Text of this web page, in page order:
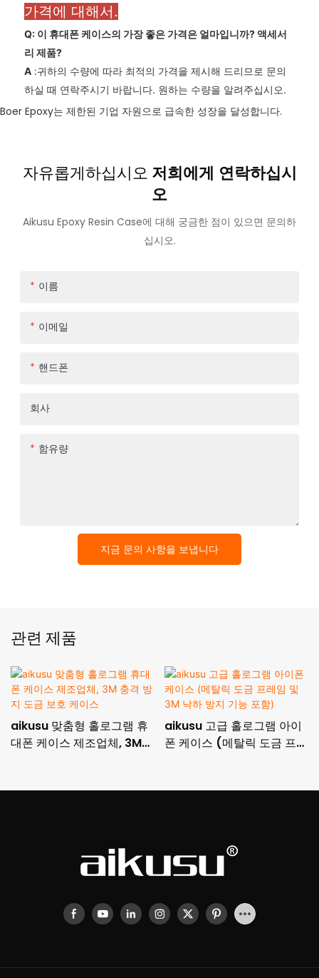
가격에 대해서.
Q: 이 휴대폰 케이스의 가장 좋은 가격은 얼마입니까? 액세서
리 제품?
A :귀하의 수량에 따라 최적의 가격을 제시해 드리므로 문의
하실 때 연락주시기 바랍니다. 원하는 수량을 알려주십시오.
Boer Epoxy는 제한된 기업 자원으로 급속한 성장을 달성합니다.
자유롭게하십시오 저희에게 연락하십시
오
Aikusu Epoxy Resin Case에 대해 궁금한 점이 있으면 문의하
십시오.
이름
이메일
핸드폰
회사
함유량
지금 문의 사항을 보냅니다
관련 제품
aikusu 맞춤형 홀로그램 휴
대폰 케이스 제조업체, 3M
aikusu 고급 홀로그램 아이
폰 케이스 (메탈릭 도금 프레